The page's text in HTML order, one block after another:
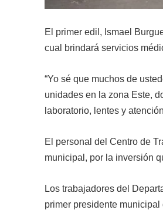
El primer edil, Ismael
cual brindará servicios
“Yo sé que muchos de
unidades en la zona Este,
laboratorio, lentes y
El personal del Centro de
municipal, por la inversión
Los trabajadores del
primer presidente